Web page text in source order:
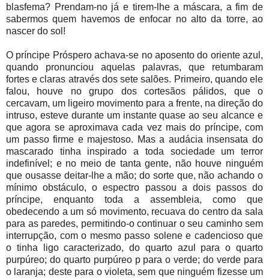
blasfema? Prendam-no já e tirem-lhe a máscara, a fim de
sabermos quem havemos de enfocar no alto da torre, ao
nascer do sol!
O príncipe Próspero achava-se no aposento do oriente azul,
quando pronunciou aquelas palavras, que retumbaram
fortes e claras através dos sete salões. Primeiro, quando ele
falou, houve no grupo dos cortesãos pálidos, que o
cercavam, um ligeiro movimento para a frente, na direção do
intruso, esteve durante um instante quase ao seu alcance e
que agora se aproximava cada vez mais do príncipe, com
um passo firme e majestoso. Mas a audácia insensata do
mascarado tinha inspirado a toda sociedade um terror
indefinível; e no meio de tanta gente, não houve ninguém
que ousasse deitar-lhe a mão; do sorte que, não achando o
mínimo obstáculo, o espectro passou a dois passos do
príncipe, enquanto toda a assembleia, como que
obedecendo a um só movimento, recuava do centro da sala
para as paredes, permitindo-o continuar o seu caminho sem
interrupção, com o mesmo passo solene e cadencioso que
o tinha ligo caracterizado, do quarto azul para o quarto
purpúreo; do quarto purpúreo p para o verde; do verde para
o laranja; deste para o violeta, sem que ninguém fizesse um